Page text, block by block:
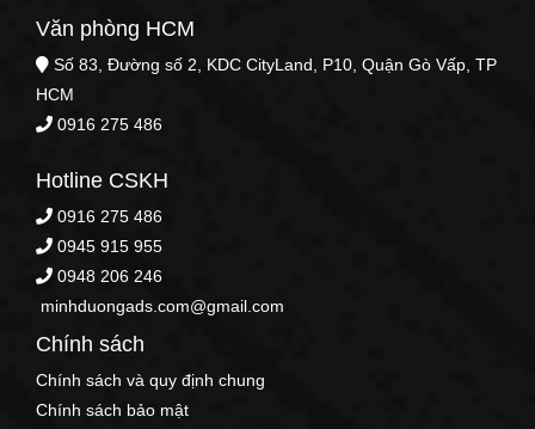
Văn phòng HCM
Số 83, Đường số 2, KDC CityLand, P10, Quận Gò Vấp, TP
HCM
0916 275 486
Hotline CSKH
0916 275 486
0945 915 955
0948 206 246
minhduongads.com@gmail.com
Chính sách
Chính sách và quy định chung
Chính sách bảo mật